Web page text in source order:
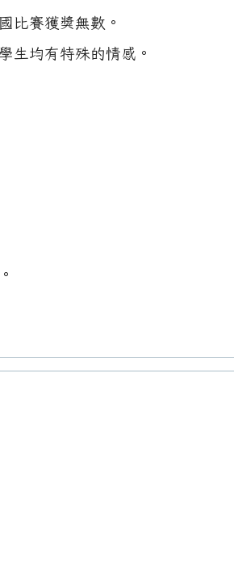
比賽獲獎無數。
生均有特殊的情感。